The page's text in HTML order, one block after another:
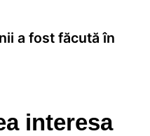
a fost făcută în
interesa